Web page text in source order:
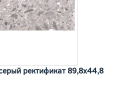
ректификат 89,8x44,8